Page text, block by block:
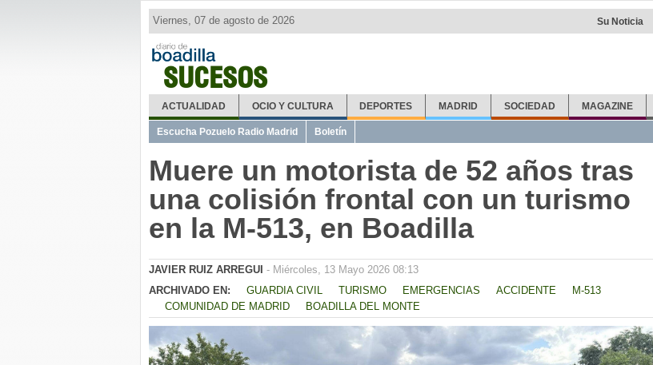
SUCESOS
Viernes, 07 de agosto de 2026 Su Noticia
ACTUALIDAD OCIO Y CULTURA DEPORTES MADRID SOCIEDAD MAGAZINE
Escucha Pozuelo Radio Madrid Boletín
Muere un motorista de 52 años tras
una colisión frontal con un turismo
en la M-513, en Boadilla
JAVIER RUIZ ARREGUI - Miércoles, 13 Mayo 2026 08:13
ARCHIVADO EN:
GUARDIA CIVIL TURISMO EMERGENCIAS ACCIDENTE
M-513
COMUNIDAD DE MADRID
BOADILLA DEL MONTE